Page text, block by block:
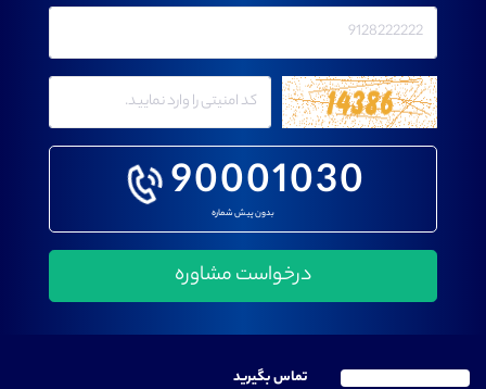
90001030
بدون پیش شماره
تماس بگیرید